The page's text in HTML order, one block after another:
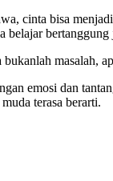
cinta bisa
belajar
masalah,
emosi dan
terasa berarti.